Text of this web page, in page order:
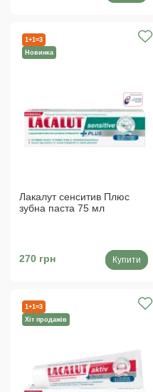
Лакалут сенситив Плюс
зубна паста 75 мл
1+1=3
Новинка
270 грн Купити
1+1=3
Хіт продажів